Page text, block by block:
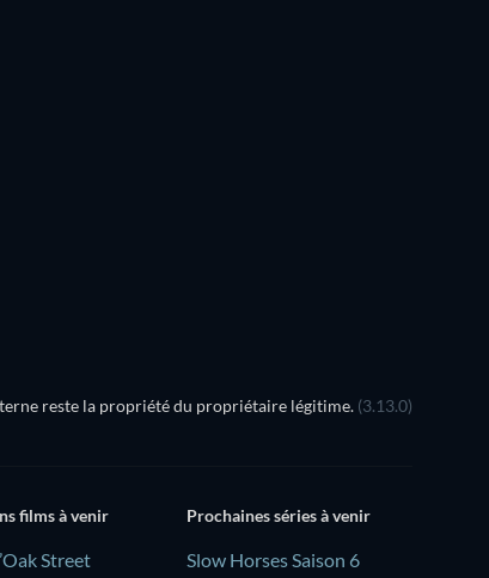
reste la propriété du propriétaire légitime. (3.13.0)
films à venir
Street
Prochaines séries à venir
Slow Horses Saison 6